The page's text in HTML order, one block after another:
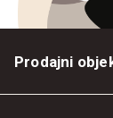
Prodajni